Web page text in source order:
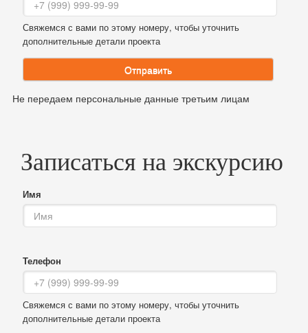
Свяжемся с вами по этому номеру, чтобы уточнить
дополнительные детали проекта
Отправить
Не передаем персональные данные третьим лицам
Записаться на экскурсию
Имя
Телефон
Свяжемся с вами по этому номеру, чтобы уточнить
дополнительные детали проекта